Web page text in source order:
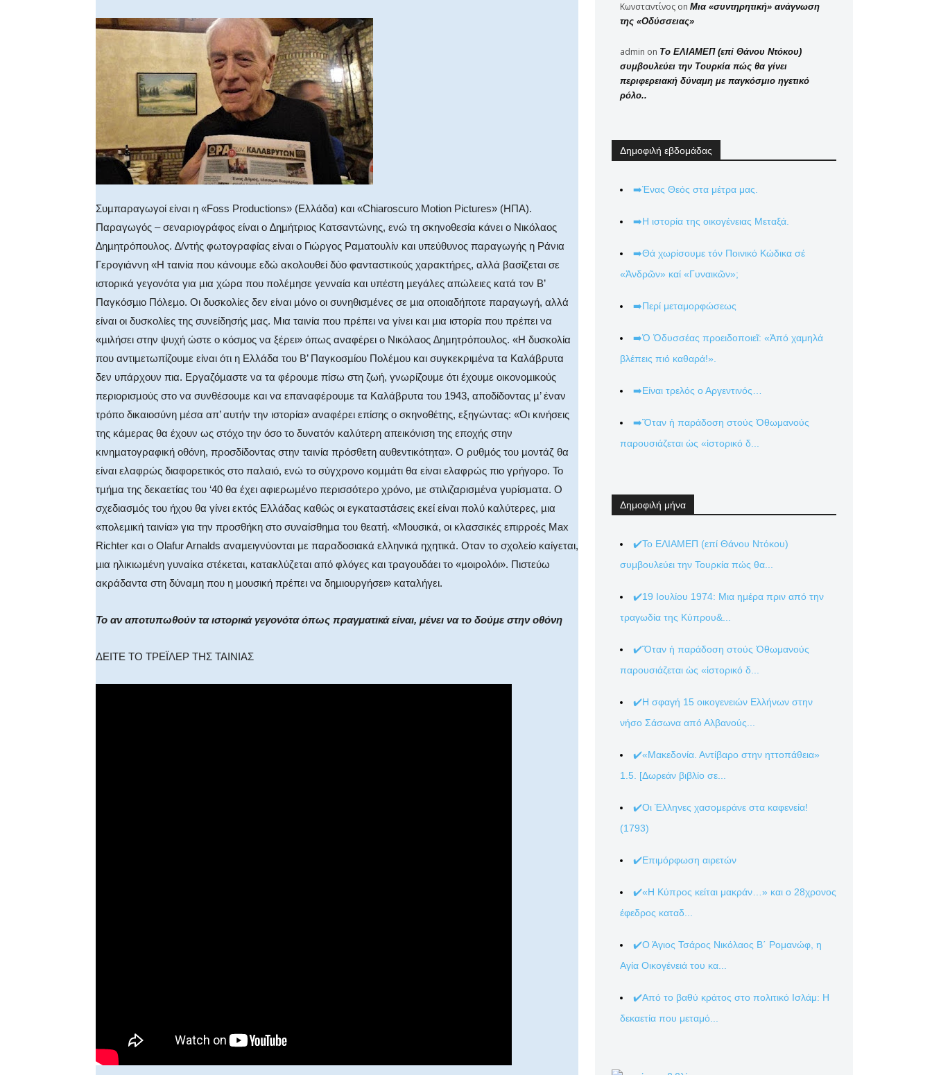
Συµπαραγωγοί είναι η «Foss Productions» (Ελλάδα) και «Chiaroscuro Motion Pictures» (ΗΠΑ).
Παραγωγός – σεναριογράφος είναι ο ∆ηµήτριος Κατσαντώνης, ενώ τη σκηνοθεσία κάνει ο Νικόλαος
∆ηµητρόπουλος. ∆/ντής φωτογραφίας είναι ο Γιώργος Ραµατουλίν και υπεύθυνος παραγωγής η Ράνια
Γερογιάννη «Η ταινία που κάνουµε εδώ ακολουθεί δύο φανταστικούς χαρακτήρες, αλλά βασίζεται σε
ιστορικά γεγονότα για µια χώρα που πολέµησε γενναία και υπέστη µεγάλες απώλειες κατά τον Β’
Παγκόσµιο Πόλεµο. Οι δυσκολίες δεν είναι µόνο οι συνηθισµένες σε µια οποιαδήποτε παραγωγή, αλλά
είναι οι δυσκολίες της συνείδησής µας. Μια ταινία που πρέπει να γίνει και µια ιστορία που πρέπει να
«µιλήσει στην ψυχή ώστε ο κόσµος να ξέρει» όπως αναφέρει ο Νικόλαος ∆ηµητρόπουλος. «Η δυσκολία
που αντιµετωπίζουµε είναι ότι η Ελλάδα του Β’ Παγκοσµίου Πολέµου και συγκεκριµένα τα Καλάβρυτα
δεν υπάρχουν πια. Εργαζόµαστε να τα φέρουµε πίσω στη ζωή, γνωρίζουµε ότι έχουµε οικονοµικούς
περιορισµούς στο να συνθέσουµε και να επαναφέρουµε τα Καλάβρυτα του 1943, αποδίδοντας µ’ έναν
τρόπο δικαιοσύνη µέσα απ’ αυτήν την ιστορία» αναφέρει επίσης ο σκηνοθέτης, εξηγώντας: «Οι κινήσεις
της κάµερας θα έχουν ως στόχο την όσο το δυνατόν καλύτερη απεικόνιση της εποχής στην
κινηµατογραφική οθόνη, προσδίδοντας στην ταινία πρόσθετη αυθεντικότητα». Ο ρυθµός του µοντάζ θα
είναι ελαφρώς διαφορετικός στο παλαιό, ενώ το σύγχρονο κοµµάτι θα είναι ελαφρώς πιο γρήγορο. Το
τµήµα της δεκαετίας του ‘40 θα έχει αφιερωµένο περισσότερο χρόνο, µε στιλιζαρισµένα γυρίσµατα. Ο
σχεδιασµός του ήχου θα γίνει εκτός Ελλάδας καθώς οι εγκαταστάσεις εκεί είναι πολύ καλύτερες, µια
«πολεµική ταινία» για την προσθήκη στο συναίσθηµα του θεατή. «Μουσικά, οι κλασσικές επιρροές Max
Richter και ο Olafur Arnalds αναµειγνύονται µε παραδοσιακά ελληνικά ηχητικά. Οταν το σχολείο καίγεται,
µια ηλικιωµένη γυναίκα στέκεται, κατακλύζεται από φλόγες και τραγουδάει το «µοιρολόι». Πιστεύω
ακράδαντα στη δύναµη που η µουσική πρέπει να δηµιουργήσει» καταλήγει.
Το αν αποτυπωθούν τα ιστορικά γεγονότα όπως πραγματικά είναι, μένει να το δούμε στην οθόνη
ΔΕΙΤΕ ΤΟ ΤΡΕΪΛΕΡ ΤΗΣ ΤΑΙΝΙΑΣ
Κωνσταντίνος on Μια «συντηρητική» ανάγνωση
της «Οδύσσειας»
admin on Το ΕΛΙΑΜΕΠ (επί Θάνου Ντόκου)
συμβουλεύει την Τουρκία πώς θα γίνει
περιφερειακή δύναμη με παγκόσμιο ηγετικό
ρόλο..
Δημοφιλή εβδομάδας
➡️Ένας Θεός στα μέτρα μας.
➡️Η ιστορία της οικογένειας Μεταξά.
➡️Θά χωρίσουμε τόν Ποινικό Κώδικα σέ
«Ἀνδρῶν» καί «Γυναικῶν»;
➡️Περί μεταμορφώσεως
➡️Ὁ Ὀδυσσέας προειδοποιεῖ: «Ἀπό χαμηλά
βλέπεις πιό καθαρά!».
➡️Είναι τρελός ο Αργεντινός…
➡️Ὅταν ἡ παράδοση στούς Ὀθωμανούς
παρουσιάζεται ὡς «ἱστορικό δ...
Δημοφιλή μήνα
✔️Το ΕΛΙΑΜΕΠ (επί Θάνου Ντόκου)
συμβουλεύει την Τουρκία πώς θα...
✔️19 Ιουλίου 1974: Μια ημέρα πριν από την
τραγωδία της Κύπρου&...
✔️Ὅταν ἡ παράδοση στούς Ὀθωμανούς
παρουσιάζεται ὡς «ἱστορικό δ...
✔️Η σφαγή 15 οικογενειών Ελλήνων στην
νήσο Σάσωνα από Αλβανούς...
✔️«Μακεδονία. Αντίβαρο στην ηττοπάθεια»
1.5. [Δωρεάν βιβλίο σε...
✔️Οι Έλληνες χασομεράνε στα καφενεία!
(1793)
✔️Επιμόρφωση αιρετών
✔️«Η Κύπρος κείται μακράν…» και ο 28χρονος
έφεδρος καταδ...
✔️Ο Άγιος Τσάρος Νικόλαος Β΄ Ρομανώφ, η
Αγία Οικογένειά του κα...
✔️Από το βαθύ κράτος στο πολιτικό Ισλάμ: Η
δεκαετία που μεταμό...